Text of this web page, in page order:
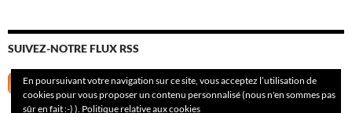
SUIVEZ-NOTRE FLUX RSS
En poursuivant votre navigation sur ce site, vous acceptez l’utilisation de
cookies pour vous proposer un contenu personnalisé (nous n'en sommes pas
sûr en fait :-) ). Politique relative aux cookies